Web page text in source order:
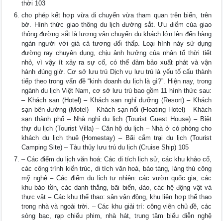
thời 103
cho phép kết hợp vừa di chuyển vừa tham quan trên biển, trên
bờ. Hình thức giao thông du lịch đường sắt. Ưu điểm của giao
thông đường sắt là lượng vận chuyển du khách lớn lên đến hàng
ngàn người với giá cả tương đối thấp. Loại hình này sử dụng
đường ray chuyên dụng, chịu ảnh hưởng của nhân tố thời tiết
nhỏ, vì vậy ít xảy ra sự cố, có thể đảm bảo xuất phát và vận
hành đúng giờ. Cơ sở lưu trú Dịch vụ lưu trú là yếu tố cấu thành
tiếp theo trong vấn đề “kinh doanh du lịch là gì?”. Hiện nay, trong
ngành du lịch Việt Nam, cơ sở lưu trú bao gồm 11 hình thức sau:
– Khách sạn (Hotel) – Khách sạn nghỉ dưỡng (Resort) – Khách
sạn bên đường (Motel) – Khách sạn nổi (Floating Hotel) – Khách
sạn thành phố – Nhà nghỉ du lịch (Tourist Guest House) – Biệt
thự du lịch (Tourist Villa) – Căn hộ du lịch – Nhà ở có phòng cho
khách du lịch thuê (Homestay) – Bãi cắm trại du lịch (Tourist
Camping Site) – Tàu thủy lưu trú du lịch (Cruise Ship) 105
– Các điểm du lịch văn hoá: Các di tích lịch sử, các khu khảo cổ,
các công trình kiến trúc, di tích văn hoá, bảo tàng, làng thủ công
mỹ nghệ – Các điểm du lịch tự nhiên: các vườn quốc gia, các
khu bảo tồn, các danh thắng, bãi biển, đảo, các hệ động vật và
thực vật – Các khu thể thao: sân vận động, khu liên hợp thể thao
trong nhà và ngoài trời. – Các khu giải trí: công viên chủ đề, các
sòng bạc, rạp chiếu phim, nhà hát, trung tâm biểu diễn nghệ